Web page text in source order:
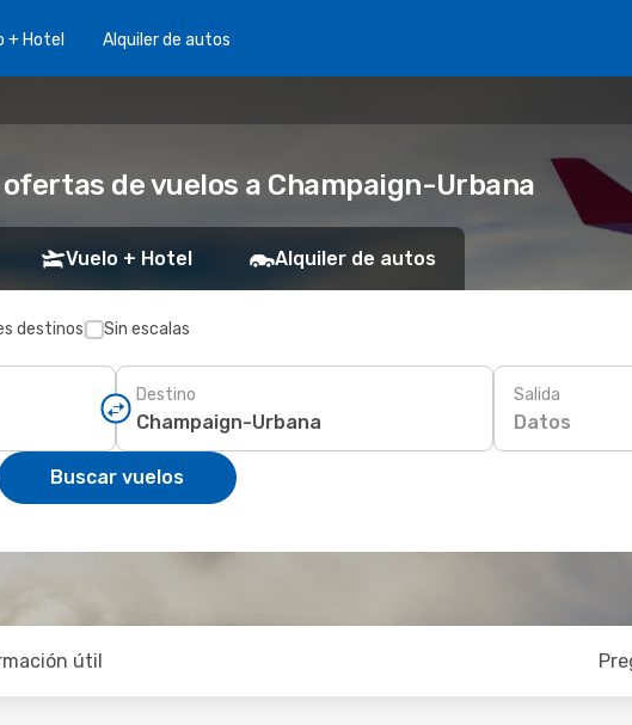
+ Hotel Alquiler de autos
de vuelos a Champaign-Urbana
Vuelo + Hotel Alquiler de autos
destinos Sin escalas
Destino Salida
Datos
Buscar vuelos
útil